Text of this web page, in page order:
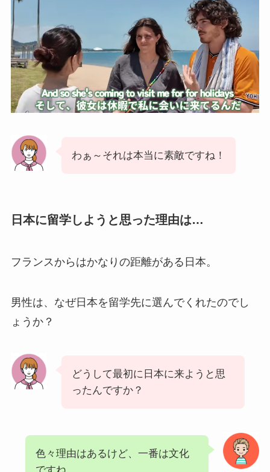
わぁ～それは本当に素敵ですね！
日本に留学しようと思った理由は…
フランスからはかなりの距離がある日本。
男性は、なぜ日本を留学先に選んでくれたのでし
ょうか？
どうして最初に日本に来ようと思
ったんですか？
色々理由はあるけど、一番は文化